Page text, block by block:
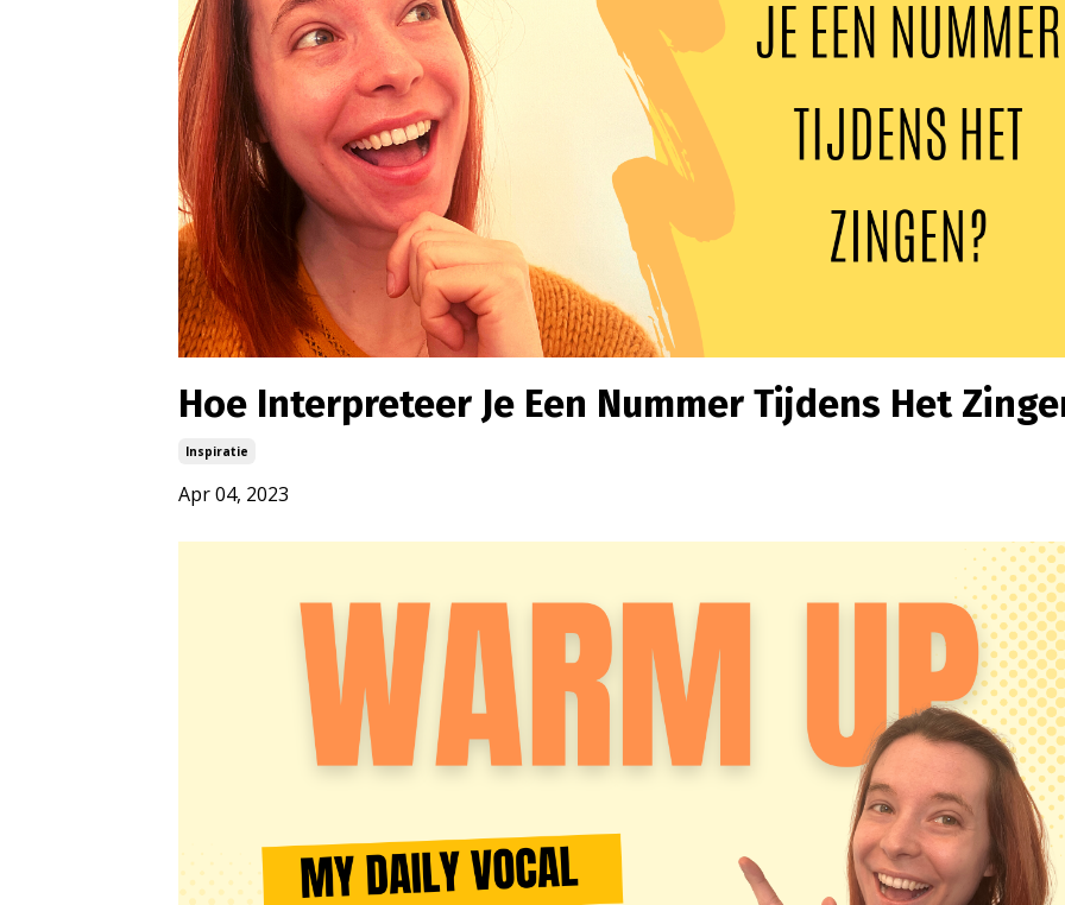
Hoe Interpreteer Je Een Nummer Tijdens Het
Inspiratie
Apr 04, 2023